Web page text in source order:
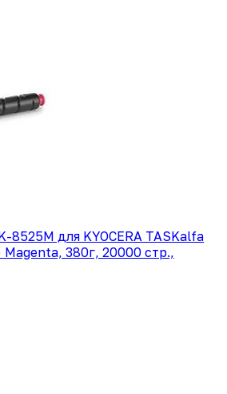
для KYOCERA TASKalfa
380г, 20000 стр.,